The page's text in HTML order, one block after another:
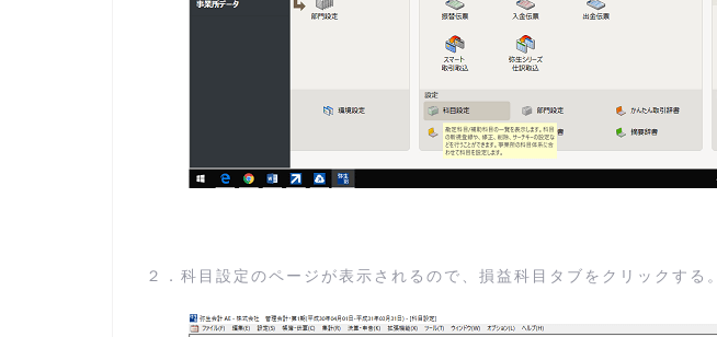
２．科目設定のページが表示されるので、損益科目タブをクリックする。